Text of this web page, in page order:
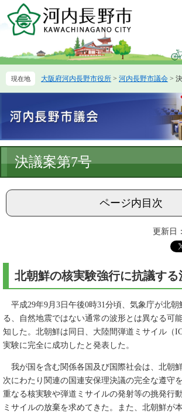
ー
先
す。
ニ
を
し
へ
大阪府河内長野市役所 > 河内長野市議会 >
文
決議案第7号
ページ内目次
更新日
北朝鮮の核実験強行に抗議する
平成29年9月3日午後0時31分頃、気象庁が北朝
る、自然地震ではない通常の波形とは異なる可
知した。北朝鮮は同日、大陸間弾道ミサイル（
実験に完全に成功したと発表した。
我が国を含む関係各国及び国際社会は、北朝
次にわたり関連の国連安保理決議の完全な遵守
重なる核実験や弾道ミサイルの発射等の挑発行
ミサイルの放棄を求めてきた。また、北朝鮮が